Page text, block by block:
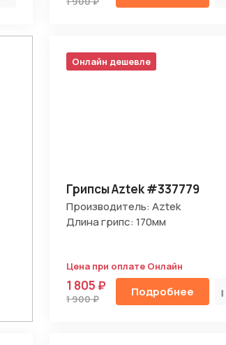
Онлайн дешевле
Грипсы Aztek #337779
Производитель: Aztek
Длина грипс: 170мм
Цена при оплате Онлайн
1 805 ₽
1 900 ₽ Подробнее